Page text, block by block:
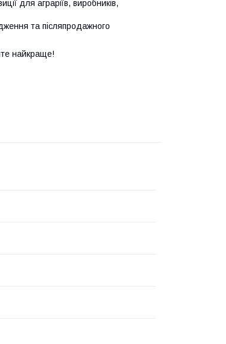
для аграріїв, виробників,
та післяпродажного
найкраще!